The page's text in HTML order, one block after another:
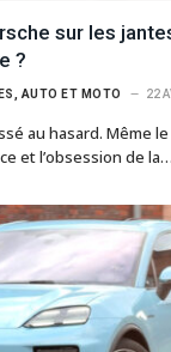
sur les
?
AUTO ET MOTO 22
au hasard. Même
et l’obsession de la…